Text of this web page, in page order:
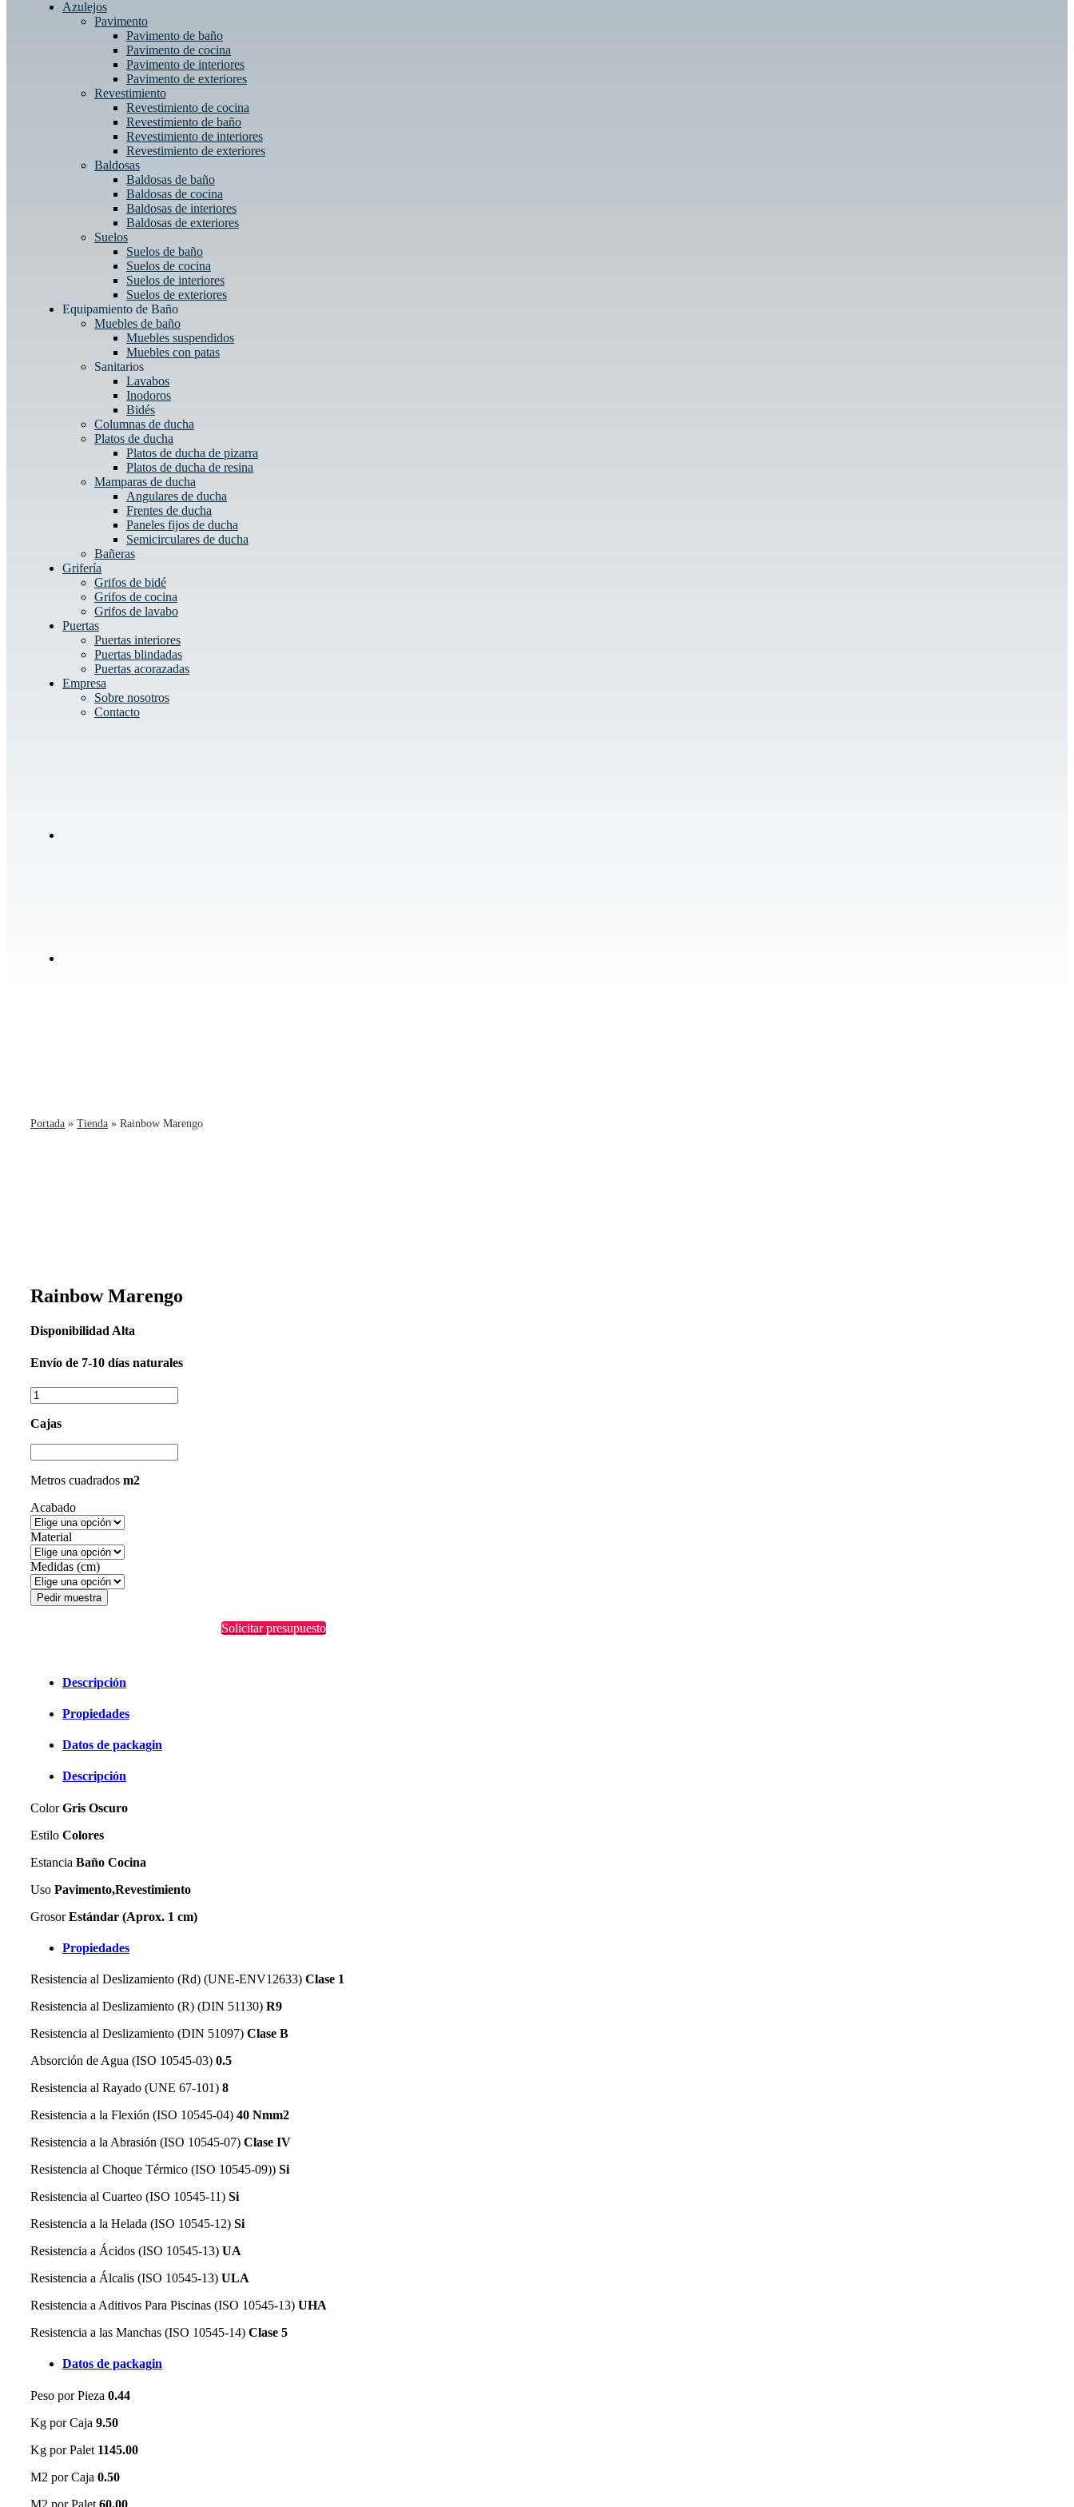
Azulejos
Pavimento
Pavimento de baño
Pavimento de cocina
Pavimento de interiores
Pavimento de exteriores
Revestimiento
Revestimiento de cocina
Revestimiento de baño
Revestimiento de interiores
Revestimiento de exteriores
Baldosas
Baldosas de baño
Baldosas de cocina
Baldosas de interiores
Baldosas de exteriores
Suelos
Suelos de baño
Suelos de cocina
Suelos de interiores
Suelos de exteriores
Equipamiento de Baño
Muebles de baño
Muebles suspendidos
Muebles con patas
Sanitarios
Lavabos
Inodoros
Bidés
Columnas de ducha
Platos de ducha
Platos de ducha de pizarra
Platos de ducha de resina
Mamparas de ducha
Angulares de ducha
Frentes de ducha
Paneles fijos de ducha
Semicirculares de ducha
Bañeras
Grifería
Grifos de bidé
Grifos de cocina
Grifos de lavabo
Puertas
Puertas interiores
Puertas blindadas
Puertas acorazadas
Empresa
Sobre nosotros
Contacto
Portada» Tienda» Rainbow Marengo
Rainbow Marengo
Disponibilidad Alta
Envío de 7-10 días naturales
Cajas
Metros cuadrados m2
Acabado
Material
Medidas (cm)
Pedir muestra
Solicitar presupuesto
Descripción
Propiedades
Datos de packagin
Descripción
ColorGris Oscuro
Estilo Colores
Estancia Baño Cocina
Uso Pavimento,Revestimiento
GrosorEstándar (Aprox. 1 cm)
Propiedades
Resistencia al Deslizamiento (Rd) (UNE-ENV12633) Clase 1
Resistencia al Deslizamiento (R) (DIN 51130) R9
Resistencia al Deslizamiento (DIN 51097) Clase B
Absorción de Agua (ISO 10545-03) 0.5
Resistencia al Rayado (UNE 67-101) 8
Resistencia a la Flexión (ISO 10545-04) 40 Nmm2
Resistencia a la Abrasión (ISO 10545-07) Clase IV
Resistencia al Choque Térmico (ISO 10545-09)) Si
Resistencia al Cuarteo (ISO 10545-11) Si
Resistencia a la Helada (ISO 10545-12) Si
Resistencia a Ácidos (ISO 10545-13) UA
Resistencia a Álcalis (ISO 10545-13) ULA
Resistencia a Aditivos Para Piscinas (ISO 10545-13) UHA
Resistencia a las Manchas (ISO 10545-14) Clase 5
Datos de packagin
Peso por Pieza 0.44
Kg por Caja 9.50
Kg por Palet 1145.00
M2 por Caja 0.50
M2 por Palet 60.00